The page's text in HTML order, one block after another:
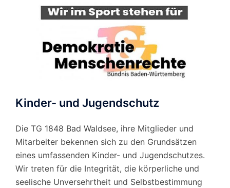
Kinder- und Jugendschutz
Die TG 1848 Bad Waldsee, ihre Mitglieder und
Mitarbeiter bekennen sich zu den Grundsätzen
eines umfassenden Kinder- und Jugendschutzes.
Wir treten für die Integrität, die körperliche und
seelische Unversehrtheit und Selbstbestimmung